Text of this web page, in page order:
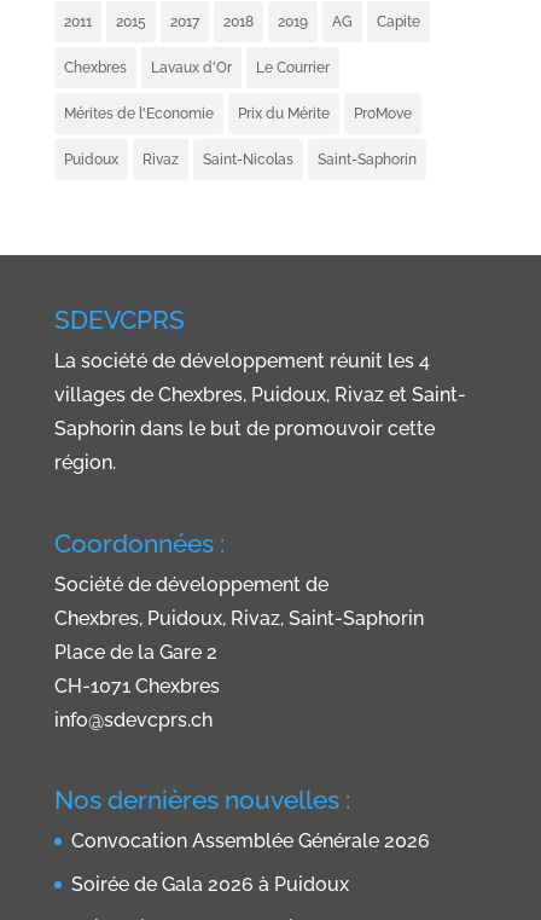
2011 2015 2017 2018 2019 AG Capite
Chexbres Lavaux d'Or Le Courrier
Mérites de l'Economie Prix du Mérite ProMove
Puidoux Rivaz Saint-Nicolas Saint-Saphorin
SDEVCPRS
La société de développement réunit les 4
villages de Chexbres, Puidoux, Rivaz et Saint-
Saphorin dans le but de promouvoir cette
région.
Coordonnées :
Société de développement de
Chexbres, Puidoux, Rivaz, Saint-Saphorin
Place de la Gare 2
CH-1071 Chexbres
info@sdevcprs.ch
Nos dernières nouvelles :
Convocation Assemblée Générale 2026
Soirée de Gala 2026 à Puidoux